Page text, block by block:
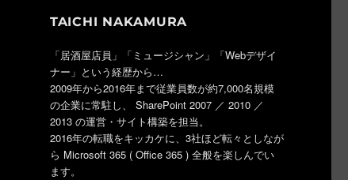
TAICHI NAKAMURA
「居酒屋店員」「ミュージシャン」「Webデザイ
ナー」という経歴から…
2009年から2016年まで従業員数が約7,000名規模
の企業に常駐し、 SharePoint 2007 ／ 2010 ／
2013 の運営・サイト構築を担当。
2016年の転職をキッカケに、3社ほど転々としなが
ら Microsoft 365 ( Office 365 ) 全般を楽しんでい
ます。